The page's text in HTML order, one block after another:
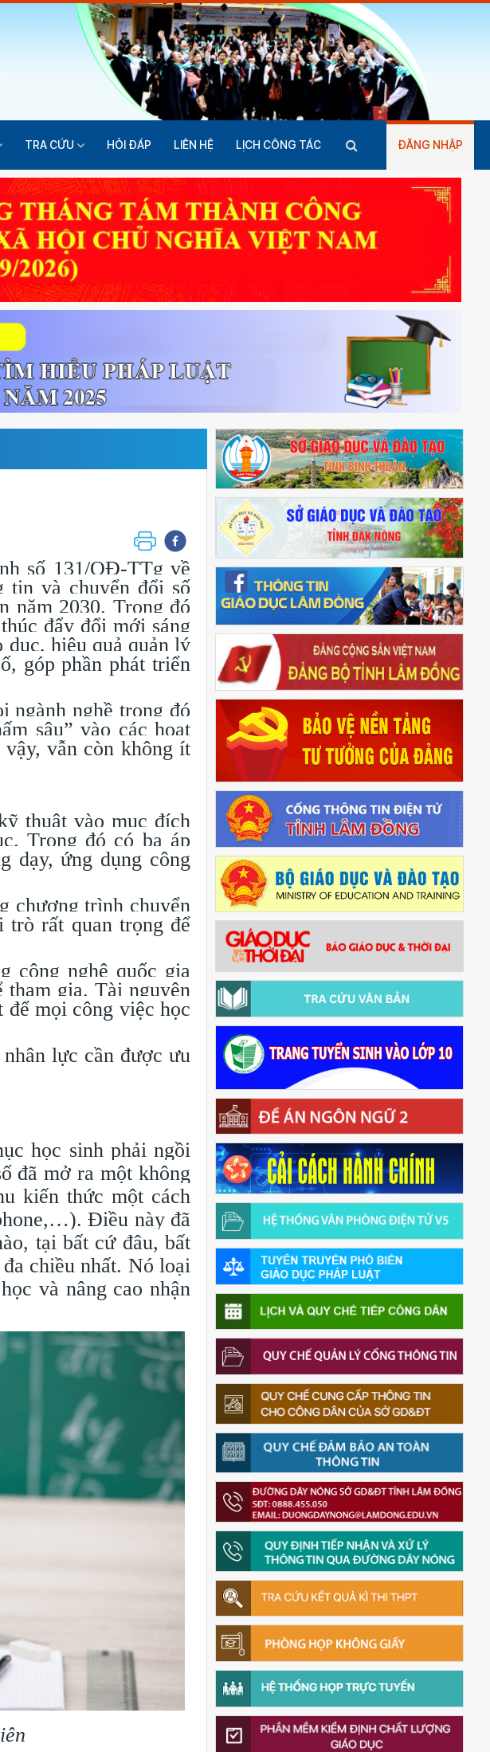
TRA CỨU HỎI ĐÁP LIÊN HỆ LỊCH CÔNG TÁC ĐĂNG NHẬP
số 131/QĐ-TTg về
tin và chuyển đổi số
năm 2030. Trong đó
đẩy đổi mới sáng
dục, hiệu quả quản lý
góp phần phát triển
nghề trong đó
sâu” vào các hoạt
vẫn còn không ít
thuật vào mục đích
Trong đó có ba áp
dạy, ứng dụng công
chương trình chuyển
trò rất quan trọng để
công nghệ quốc gia
tham gia. Tài nguyên
để mọi công việc học
lực cần được ưu
học sinh phải ngồi
đã mở ra một không
kiến thức một cách
Điều này đã
tại bất cứ đâu, bất
chiều nhất. Nó loại
và nâng cao nhận